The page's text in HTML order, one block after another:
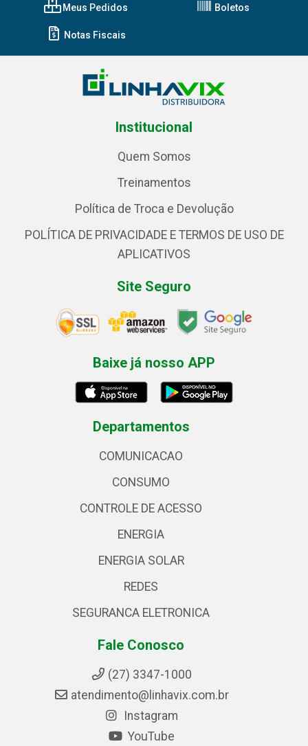
Meus Pedidos Boletos
Notas Fiscais
Institucional
Quem Somos
Treinamentos
Política de Troca e Devolução
POLÍTICA DE PRIVACIDADE E TERMOS DE USO DE
APLICATIVOS
Site Seguro
Baixe já nosso APP
Departamentos
COMUNICACAO
CONSUMO
CONTROLE DE ACESSO
ENERGIA
ENERGIA SOLAR
REDES
SEGURANCA ELETRONICA
Fale Conosco
(27) 3347-1000
atendimento@linhavix.com.br
Instagram
YouTube